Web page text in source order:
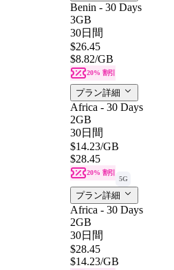
Benin - 30 Days
3GB
30日間
$26.45
$8.82/GB
20% 割引
プラン詳細
Africa - 30 Days
2GB
30日間
$14.23/GB
$28.45
20% 割引
5G
プラン詳細
Africa - 30 Days
2GB
30日間
$28.45
$14.23/GB